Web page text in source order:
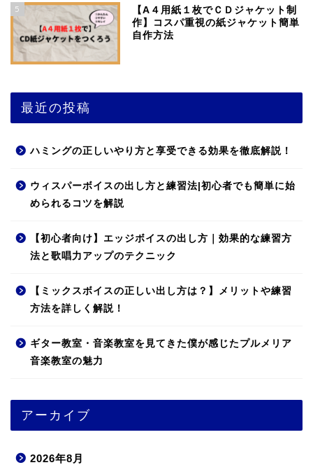
5
【A４用紙１枚でＣＤジャケット制
作】コスパ重視の紙ジャケット簡単
自作方法
最近の投稿
ハミングの正しいやり方と享受できる効果を徹底解説！
ウィスパーボイスの出し方と練習法|初心者でも簡単に始
められるコツを解説
【初心者向け】エッジボイスの出し方｜効果的な練習方
法と歌唱力アップのテクニック
【ミックスボイスの正しい出し方は？】メリットや練習
方法を詳しく解説！
ギター教室・音楽教室を見てきた僕が感じたプルメリア
音楽教室の魅力
アーカイブ
2026年8月